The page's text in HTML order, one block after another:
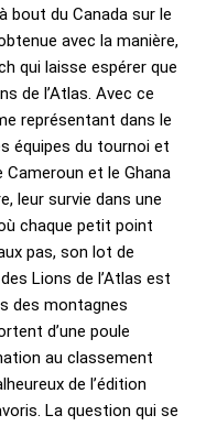
bout du Canada sur le
avec la manière,
qui laisse espérer que
de l’Atlas. Avec ce
représentant dans le
équipes du tournoi et
et le Ghana
leur survie dans une
chaque petit point
pas, son lot de
Lions de l’Atlas est
des montagnes
d’une poule
au classement
de l’édition
La question qui se